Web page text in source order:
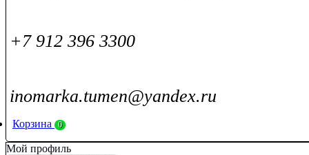
+7 912 396 3300
inomarka.tumen@yandex.ru
Корзина 0
Мой профиль